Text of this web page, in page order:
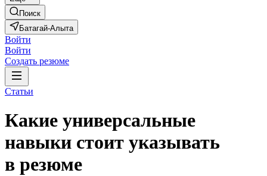
Поиск
Батагай-Алыта
Войти
Войти
Создать резюме
Статьи
Какие универсальные
навыки стоит указывать
в резюме